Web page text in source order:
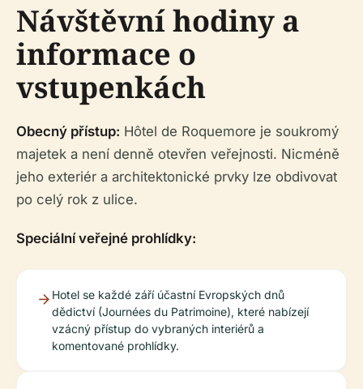
Návštěvní hodiny a
informace o
vstupenkách
Obecný přístup: Hôtel de Roquemore je soukromý
majetek a není denně otevřen veřejnosti. Nicméně
jeho exteriér a architektonické prvky lze obdivovat
po celý rok z ulice.
Speciální veřejné prohlídky:
Hotel se každé září účastní Evropských dnů
dědictví (Journées du Patrimoine), které nabízejí
vzácný přístup do vybraných interiérů a
komentované prohlídky.